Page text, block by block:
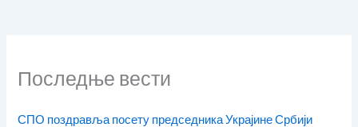
Последње вести
СПО поздравља посету председника Украјине Србији